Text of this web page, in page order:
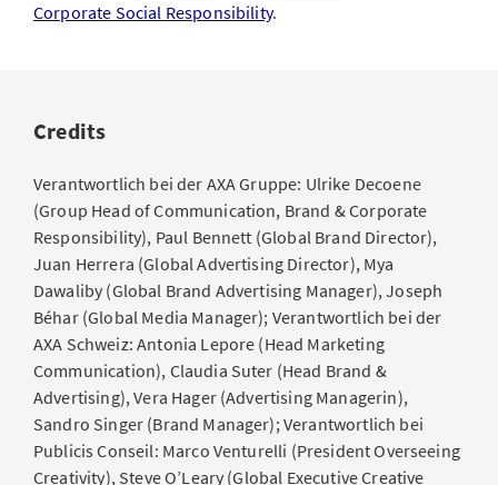
Corporate Social Responsibility.
Credits
Verantwortlich bei der AXA Gruppe: Ulrike Decoene
(Group Head of Communication, Brand & Corporate
Responsibility), Paul Bennett (Global Brand Director),
Juan Herrera (Global Advertising Director), Mya
Dawaliby (Global Brand Advertising Manager), Joseph
Béhar (Global Media Manager); Verantwortlich bei der
AXA Schweiz: Antonia Lepore (Head Marketing
Communication), Claudia Suter (Head Brand &
Advertising), Vera Hager (Advertising Managerin),
Sandro Singer (Brand Manager); Verantwortlich bei
Publicis Conseil: Marco Venturelli (President Overseeing
Creativity), Steve O’Leary (Global Executive Creative